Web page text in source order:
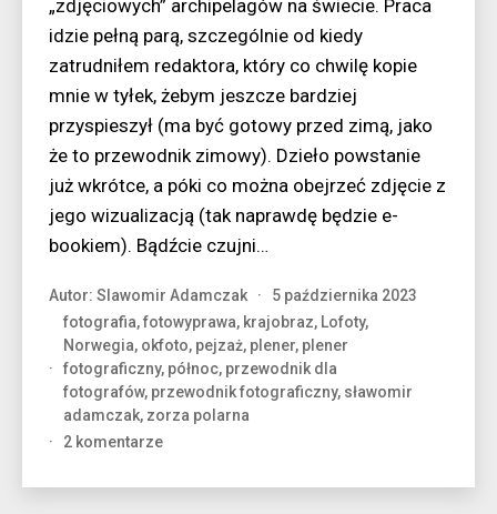
„zdjęciowych” archipelagów na świecie. Praca
idzie pełną parą, szczególnie od kiedy
zatrudniłem redaktora, który co chwilę kopie
mnie w tyłek, żebym jeszcze bardziej
przyspieszył (ma być gotowy przed zimą, jako
że to przewodnik zimowy). Dzieło powstanie
już wkrótce, a póki co można obejrzeć zdjęcie z
jego wizualizacją (tak naprawdę będzie e-
bookiem). Bądźcie czujni…
Autor: Slawomir Adamczak
5 października 2023
fotografia,fotowyprawa, krajobraz, Lofoty,
Norwegia, okfoto, pejzaż, plener, plener
fotograficzny, północ, przewodnik dla
fotografów, przewodnik fotograficzny, sławomir
adamczak, zorza polarna
2 komentarzedo
dla